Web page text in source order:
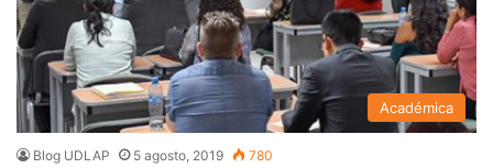
Académica
Blog UDLAP 5 agosto, 2019 780